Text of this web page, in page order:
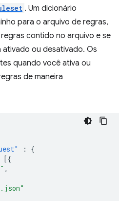
. Um dicionário
para o arquivo de regras,
contido no arquivo e se
ou desativado. Os
quando você ativa ou
de maneira
:
{
[{
,